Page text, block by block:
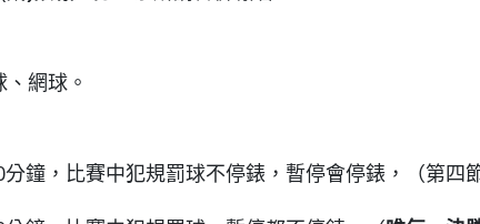
網球。
鐘，比賽中犯規罰球不停錶，暫停會停錶，（第四